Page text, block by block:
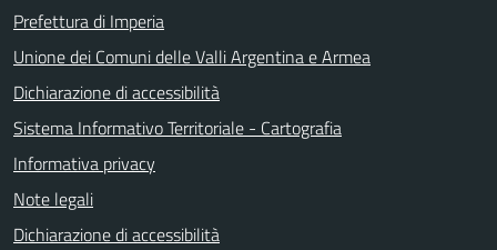
Prefettura di Imperia
Unione dei Comuni delle Valli Argentina e Armea
Dichiarazione di accessibilità
Sistema Informativo Territoriale - Cartografia
Informativa privacy
Note legali
Dichiarazione di accessibilità